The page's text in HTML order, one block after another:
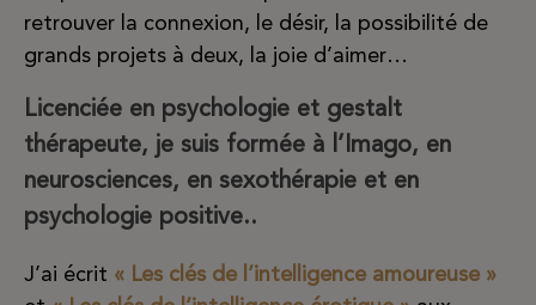
retrouver la connexion, le désir, la possibilité de
grands projets à deux, la joie d’aimer…
Licenciée en psychologie et gestalt
thérapeute, je suis formée à l’Imago, en
neurosciences, en sexothérapie et en
psychologie positive..
J’ai écrit « Les clés de l’intelligence amoureuse »